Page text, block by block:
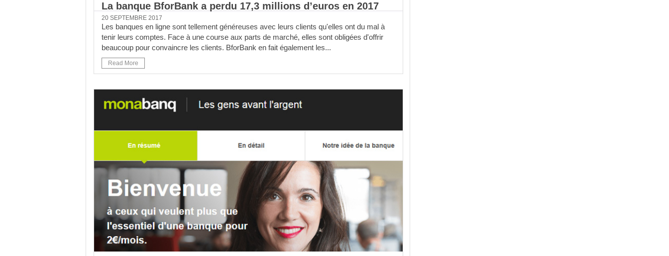
La banque BforBank a perdu 17,3 millions d’euros en 2017
20 SEPTEMBRE 2017
Les banques en ligne sont tellement généreuses avec leurs clients qu'elles ont du mal à
tenir leurs comptes. Face à une course aux parts de marché, elles sont obligées d'offrir
beaucoup pour convaincre les clients. BforBank en fait également les...
Read More